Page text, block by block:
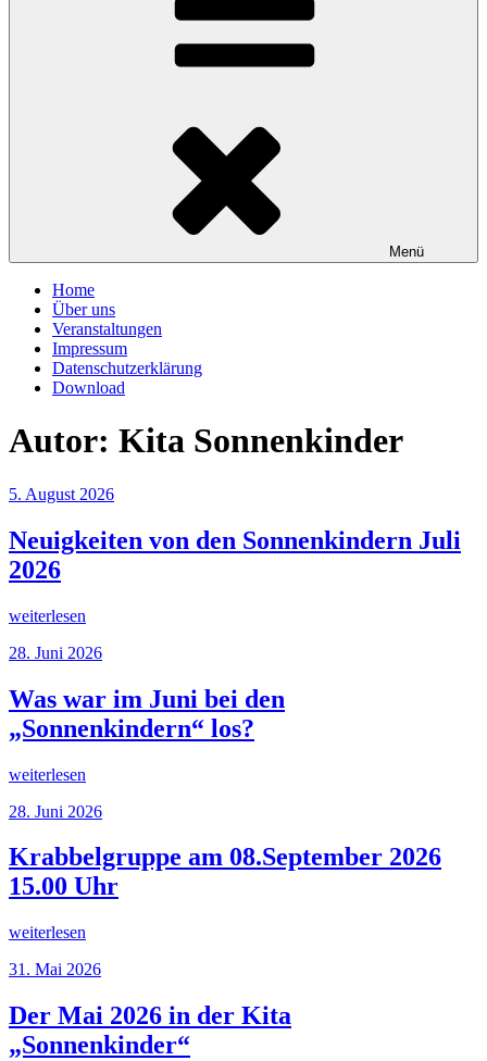
Menü
Home
Über uns
Veranstaltungen
Impressum
Datenschutzerklärung
Download
Autor: Kita Sonnenkinder
Veröffentlicht
5. August 2026
Neuigkeiten von den Sonnenkindern Juli
2026
„Neuigkeiten
den
Juli
2026“
weiterlesen
Veröffentlicht
28. Juni 2026
Was war im Juni bei den
„Sonnenkindern“ los?
„Was
im
bei
den
„Sonnenkindern“
weiterlesen
Veröffentlicht
28. Juni 2026
Krabbelgruppe am 08.September 2026
15.00 Uhr
„Krabbelgruppe
08.September
15.00
Uhr“
weiterlesen
Veröffentlicht
31. Mai 2026
Der Mai 2026 in der Kita
„Sonnenkinder“